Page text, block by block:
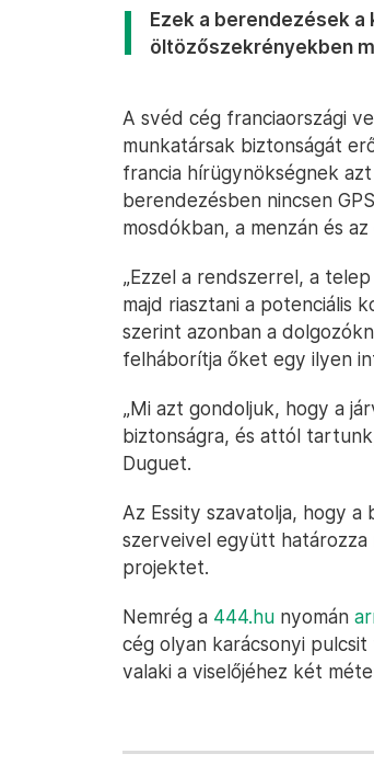
Ezek a berendezések
öltözőszekrényekben
A svéd cég franciaországi
munkatársak biztonságát
francia hírügynökségnek
berendezésben nincsen
mosdókban, a menzán és
„Ezzel a rendszerrel, a
majd riasztani a potenciális
szerint azonban a
felháborítja őket egy ilyen
„Mi azt gondoljuk, hogy a
biztonságra, és attól
Duguet.
Az Essity szavatolja, hogy
szerveivel együtt határozza
projektet.
Nemrég a 444.hu nyomán
cég olyan karácsonyi
valaki a viselőjéhez két